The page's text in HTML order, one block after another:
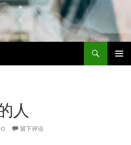
人
留下评论